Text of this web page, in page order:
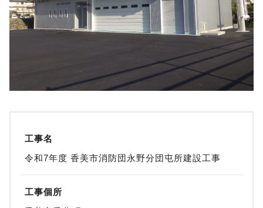
工事名
令和7年度 香美市消防団永野分団屯所建設工事
工事個所